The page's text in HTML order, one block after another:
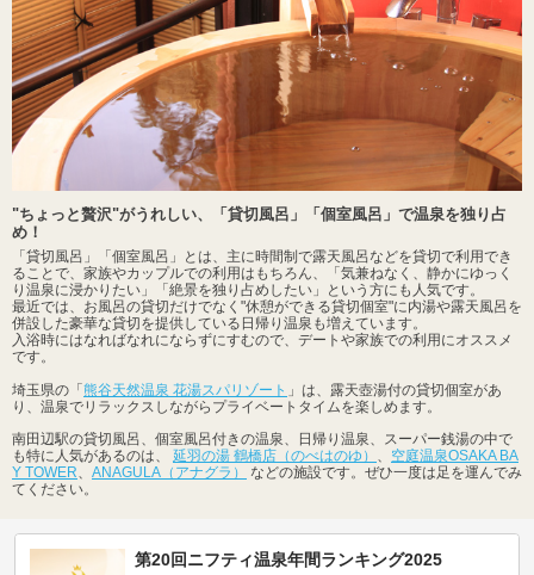
"ちょっと贅沢"がうれしい、「貸切風呂」「個室風呂」で温泉を独り占
め！
「貸切風呂」「個室風呂」とは、主に時間制で露天風呂などを貸切で利用でき
ることで、家族やカップルでの利用はもちろん、「気兼ねなく、静かにゆっく
り温泉に浸かりたい」「絶景を独り占めしたい」という方にも人気です。
最近では、お風呂の貸切だけでなく"休憩ができる貸切個室"に内湯や露天風呂を
併設した豪華な貸切を提供している日帰り温泉も増えています。
入浴時にはなればなれにならずにすむので、デートや家族での利用にオススメ
です。
埼玉県の「 熊谷天然温泉 花湯スパリゾート 」は、露天壺湯付の貸切個室があ
り、温泉でリラックスしながらプライベートタイムを楽しめます。
南田辺駅の貸切風呂、個室風呂付きの温泉、日帰り温泉、スーパー銭湯の中で
も特に人気があるのは、 延羽の湯 鶴橋店（のべはのゆ） 、 空庭温泉OSAKA BA
Y TOWER、 ANAGULA（アナグラ）
などの施設です。ぜひ一度は足を運んでみ
てください。
第20回ニフティ温泉年間ランキング2025